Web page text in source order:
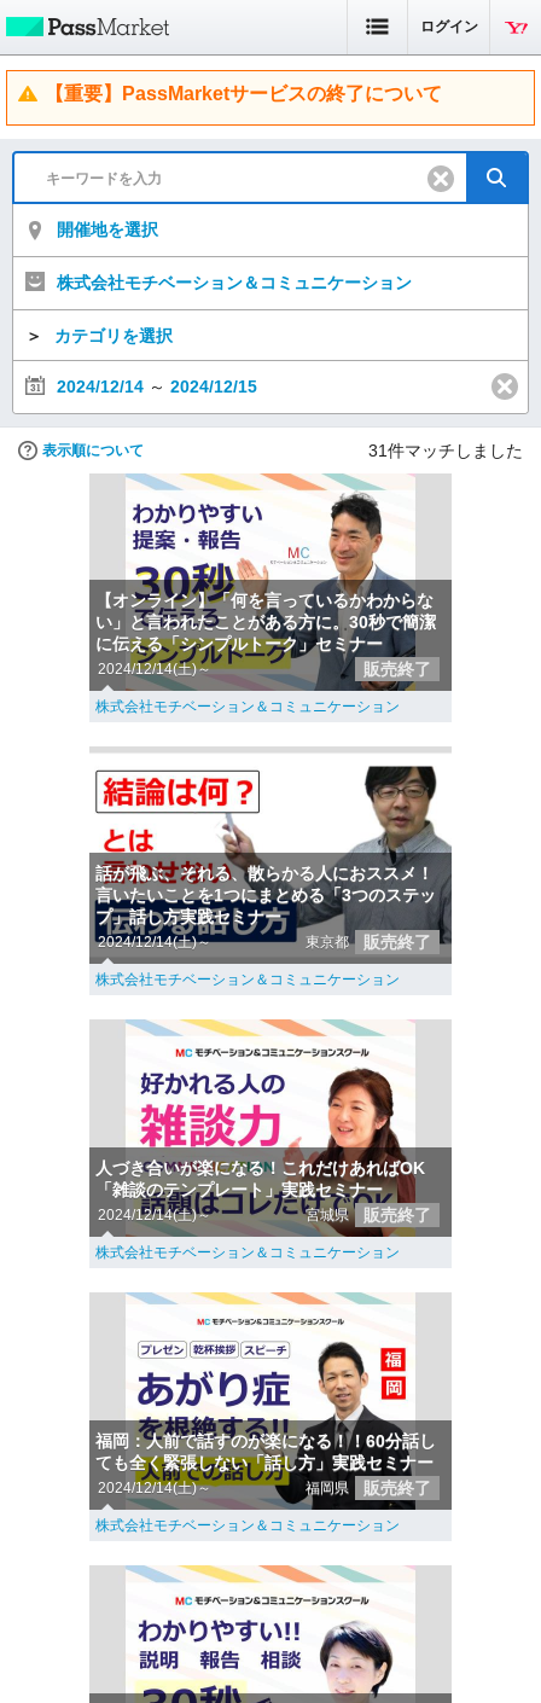
ログイン
【重要】PassMarketサービスの終了について
開催地を選択
株式会社モチベーション＆コミュニケーション
＞ カテゴリを選択
2024/12/14 ～ 2024/12/15
表示順について 31件マッチしました
【オンライン】「何を言っているかわからな
い」と言われたことがある方に。30秒で簡潔
に伝える「シンプルトーク」セミナー
2024/12/14(土)～ 販売終了
株式会社モチベーション＆コミュニケーション
話が飛ぶ、それる、散らかる人におススメ！
言いたいことを1つにまとめる「3つのステッ
プ」話し方実践セミナー
2024/12/14(土)～ 東京都 販売終了
株式会社モチベーション＆コミュニケーション
人づき合いが楽になる！これだけあればOK
「雑談のテンプレート」実践セミナー
2024/12/14(土)～ 宮城県 販売終了
株式会社モチベーション＆コミュニケーション
福岡：人前で話すのが楽になる！！60分話し
ても全く緊張しない「話し方」実践セミナー
2024/12/14(土)～ 福岡県 販売終了
株式会社モチベーション＆コミュニケーション